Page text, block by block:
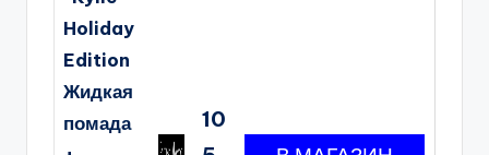
Holiday
Edition
Жидкая
помада
10